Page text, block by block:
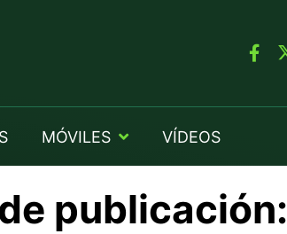
MÓVILES VÍDEOS
publicación: